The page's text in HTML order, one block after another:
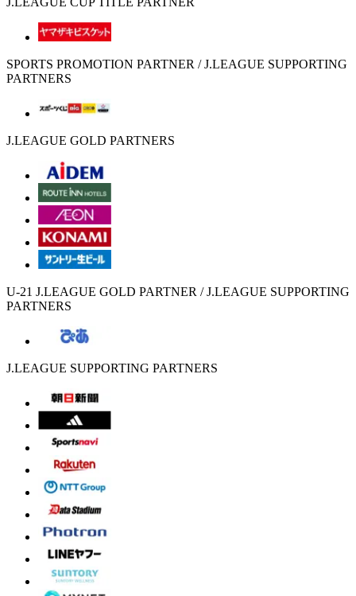
SPORTS PROMOTION PARTNER / J.LEAGUE SUPPORTING
PARTNERS
J.LEAGUE GOLD PARTNERS
U-21 J.LEAGUE GOLD PARTNER / J.LEAGUE SUPPORTING
PARTNERS
J.LEAGUE SUPPORTING PARTNERS